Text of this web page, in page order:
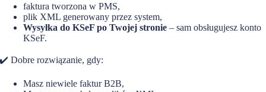
faktura tworzona w PMS,
plik XML generowany przez system,
Wysyłka do KSeF po Twojej stronie – sam obsługujesz konto
KSeF.
✔️ Dobre rozwiązanie, gdy:
Masz niewiele faktur B2B,